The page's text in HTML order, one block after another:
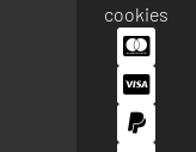
cookies